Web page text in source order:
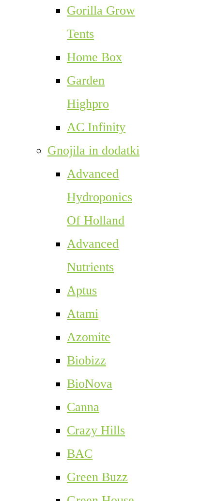
Gorilla Grow
Tents
Home Box
Garden
Highpro
AC Infinity
Gnojila in dodatki
Advanced
Hydroponics
Of Holland
Advanced
Nutrients
Aptus
Atami
Azomite
Biobizz
BioNova
Canna
Crazy Hills
BAC
Green Buzz